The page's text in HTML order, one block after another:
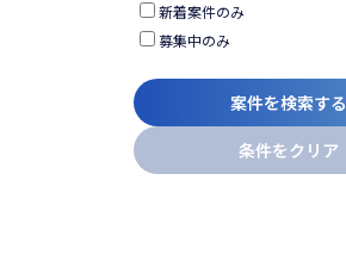
新着案件のみ
募集中のみ
案件を検索する
条件をクリア